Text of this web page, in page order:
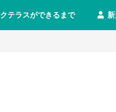
テラスができるまで